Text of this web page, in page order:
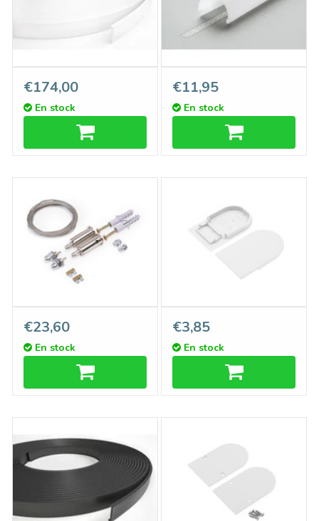
Cover C9 ClickDessus Blanc
laiteux - Rouleau de 20
mètres
€174,00
En stock
Couvercle D9 ClickOver
semi-circulaire blanc laiteux
en longueurs de 1m ou 2m
€11,95
En stock
Système de suspension par
câble en acier - longueur de
1,5 ou 3 mètres
€23,60
En stock
HALUX23 ABS eindkappen
voor Vlakke Cover C9, Set
van twee stuks
€3,85
En stock